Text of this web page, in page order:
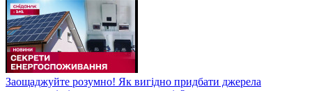
Заощаджуйте розумно! Як вигідно придбати джерела